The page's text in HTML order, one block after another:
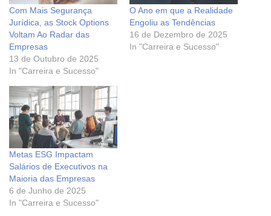
Com Mais Segurança
Jurídica, as Stock Options
Voltam Ao Radar das
Empresas
13 de Outubro de 2025
In "Carreira e Sucesso"
O Ano em que a Realidade
Engoliu as Tendências
16 de Dezembro de 2025
In "Carreira e Sucesso"
Metas ESG Impactam
Salários de Executivos na
Maioria das Empresas
6 de Junho de 2025
In "Carreira e Sucesso"